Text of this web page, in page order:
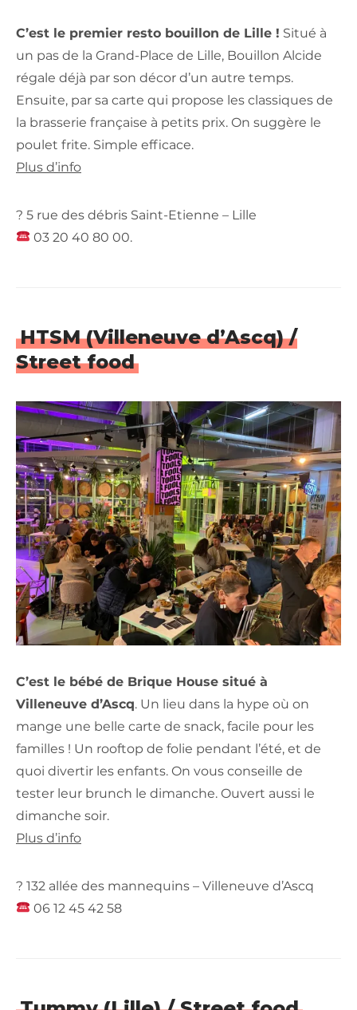
C’est le premier resto bouillon de Lille ! Situé à
un pas de la Grand-Place de Lille, Bouillon Alcide
régale déjà par son décor d’un autre temps.
Ensuite, par sa carte qui propose les classiques de
la brasserie française à petits prix. On suggère le
poulet frite. Simple efficace.
Plus d’info
? 5 rue des débris Saint-Etienne – Lille
03 20 40 80 00.
HTSM (Villeneuve d’Ascq) /
Street food
C’est le bébé de Brique House situé à
Villeneuve d’Ascq. Un lieu dans la hype où on
mange une belle carte de snack, facile pour les
familles ! Un rooftop de folie pendant l’été, et de
quoi divertir les enfants. On vous conseille de
tester leur brunch le dimanche. Ouvert aussi le
dimanche soir.
Plus d’info
? 132 allée des mannequins – Villeneuve d’Ascq
06 12 45 42 58